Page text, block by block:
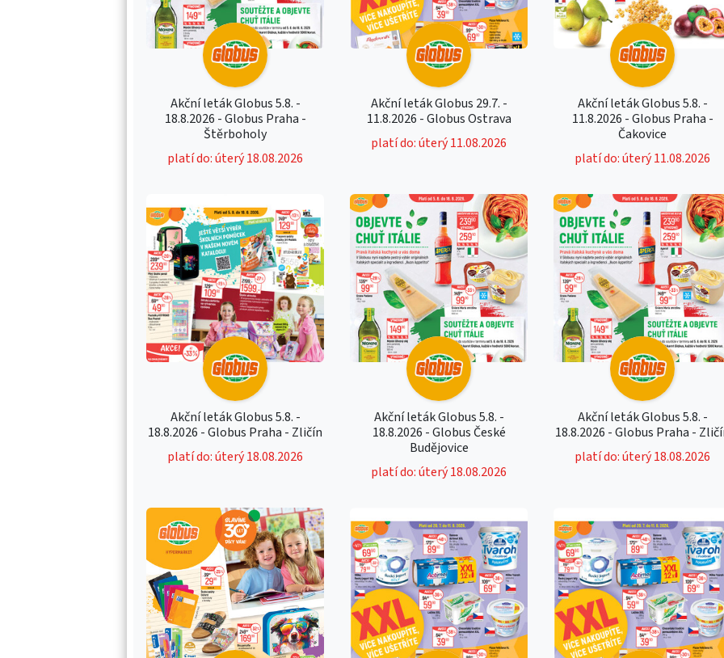
Akční leták Globus 5.8. -
18.8.2026 - Globus Praha -
Štěrboholy
platí do: úterý 18.08.2026
Akční leták Globus 29.7. -
11.8.2026 - Globus Ostrava
platí do: úterý 11.08.2026
Akční leták Globus 5.8. -
11.8.2026 - Globus Praha -
Čakovice
platí do: úterý 11.08.2026
Akční leták Globus 5.8. -
18.8.2026 - Globus Praha - Zličín
platí do: úterý 18.08.2026
Akční leták Globus 5.8. -
18.8.2026 - Globus České
Budějovice
platí do: úterý 18.08.2026
Akční leták Globus 5.8. -
18.8.2026 - Globus Praha -
platí do: úterý 18.08.2026